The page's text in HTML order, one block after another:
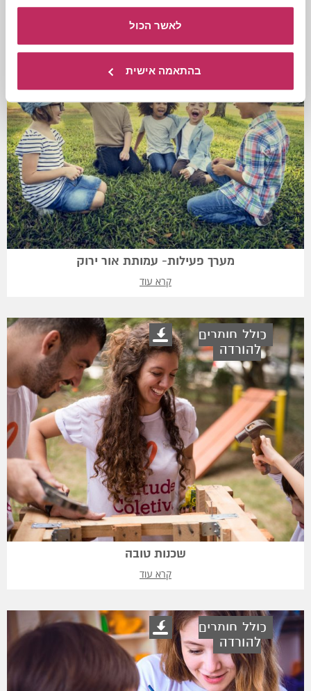
לאשר הכול
בהתאמה אישית
כולל חומרים
להורדה
מערך פעילות- עמותת אור ירוק
קרא עוד
כולל חומרים
להורדה
שכנות טובה
קרא עוד
כולל חומרים
להורדה